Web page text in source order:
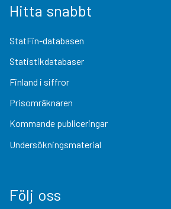
Hitta snabbt
StatFin-databasen
Statistikdatabaser
Finland i siffror
Prisomräknaren
Kommande publiceringar
Undersökningsmaterial
Följ oss